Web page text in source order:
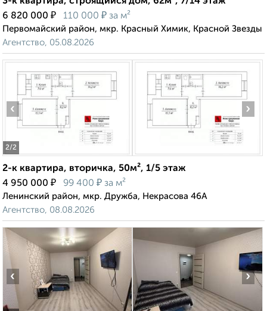
6 820 000 ₽ 110 000 ₽ за м²
Первомайский район, мкр. Красный Химик, Красной Звезды
Агентство, 05.08.2026
2/2
‹ ›
2-к квартира, вторичка, 50м², 1/5 этаж
4 950 000 ₽ 99 400 ₽ за м²
Ленинский район, мкр. Дружба, Некрасова 46А
Агентство, 08.08.2026
‹ ›